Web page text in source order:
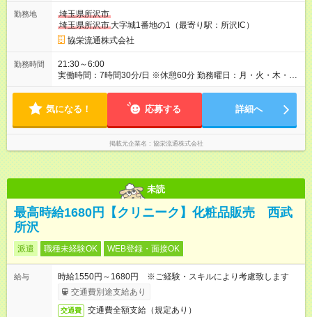
支給！（勤続年数等の条件に応じます） 【試用期間】試用期間
あり 試用期間の長さ：1ヶ月 雇用形態、給与は本採用時と同じ
です。
勤務地
埼玉県所沢市
埼玉県所沢市 大字城1番地の1（最寄り駅：所沢IC）
協栄流通株式会社
勤務時間
21:30～6:00
実働時間：7時間30分/日 ※休憩60分 勤務曜日：月・火・木・
土・日 ※週4日からOK！
気になる！ 応募する 詳細へ
掲載元企業名 協栄流通株式会社
未読
最高時給1680円【クリニーク】化粧品販売 西武
所沢
派遣 職種未経験OK WEB登録・面接OK
給与
時給1550円～1680円 ※ご経験・スキルにより考慮致します
交通費別途支給あり
交通費 交通費全額支給（規定あり）